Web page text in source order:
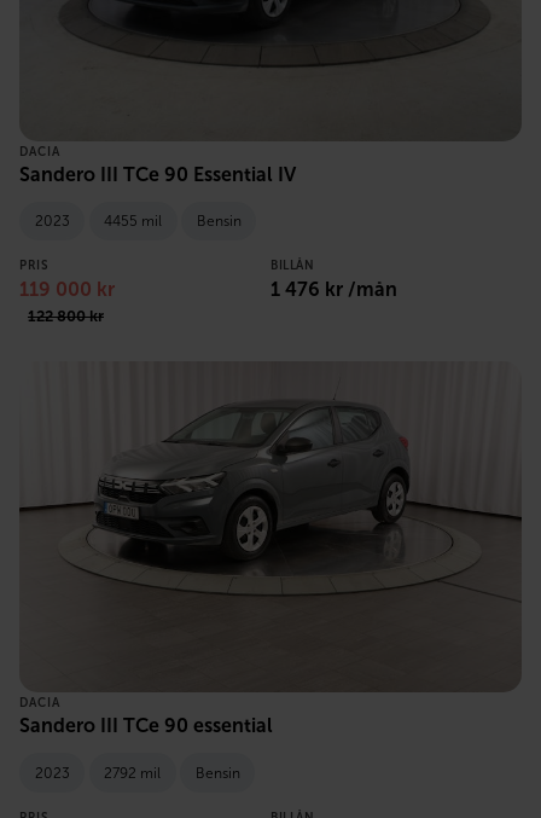
DACIA
Sandero III TCe 90 Essential IV
2023 4455 mil Bensin
PRIS
119 000 kr
122 800 kr
BILLÅN
1 476 kr /mån
DACIA
Sandero III TCe 90 essential
2023 2792 mil Bensin